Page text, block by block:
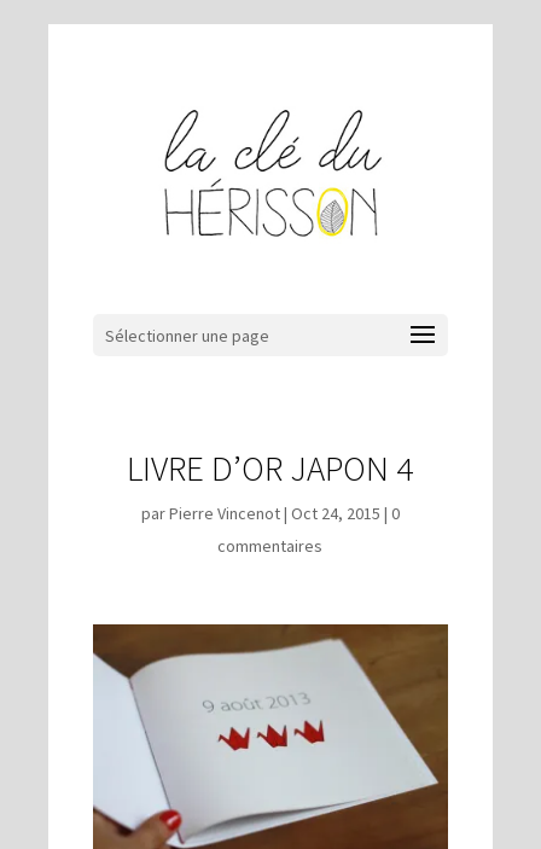
Sélectionner une page
LIVRE D’OR JAPON 4
parPierre Vincenot| Oct 24, 2015 | 0
commentaires